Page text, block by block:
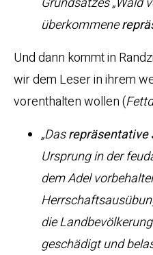
überkommene
Und dann kommt in
wir dem Leser in ihrem
vorenthalten wollen (
„Das
Ursprung in der
dem Adel
die
geschädigt und